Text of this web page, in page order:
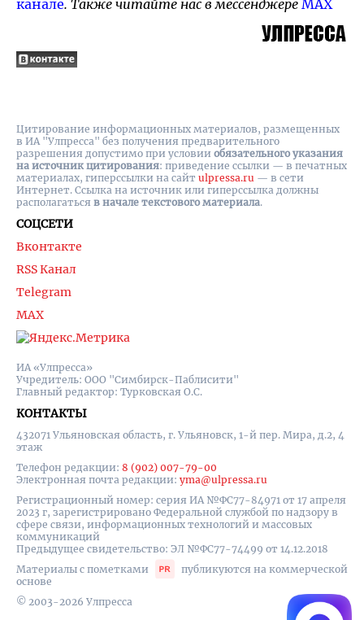
канале. Также читайте нас в мессенджере MAX
ИА «Улпресса»
Учредитель: ООО "Симбирск-Паблисити"
Главный редактор: Турковская О.С.
КОНТАКТЫ
432071 Ульяновская область, г. Ульяновск, 1-й пер. Мира, д.2, 4
этаж
Телефон редакции: 8 (902) 007-79-00
Электронная почта редакции: yma@ulpressa.ru
Регистрационный номер: серия ИА №ФС77-84971 от 17 апреля
2023 г, зарегистрировано Федеральной службой по надзору в
сфере связи, информационных технологий и массовых
коммуникаций
Предыдущее свидетельство: ЭЛ №ФС77-74499 от 14.12.2018
Материалы с пометками
публикуются на коммерческой
основе
© 2003-2026 Улпресса
СОЦСЕТИ
Вконтакте
RSS Канал
Telegram
MAX
Цитирование информационных материалов, размещенных
в ИА "Улпресса" без получения предварительного
разрешения допустимо при условии обязательного указания
на источник цитирования: приведение ссылки — в печатных
материалах, гиперссылки на cайт ulpressa.ru — в сети
Интернет. Ссылка на источник или гиперссылка должны
располагаться в начале текстового материала.